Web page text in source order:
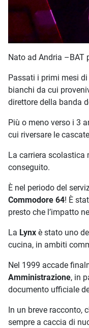
Nato ad Andria –BAT
Passati i primi mesi
bianchi da cui
direttore della banda
Più o meno verso i 3
cui riversare le
La carriera scolastica
conseguito.
È nel periodo del
Commodore 64! È
presto che l’impatto
La Lynx è stato uno
cucina, in ambiti
Nel 1999 accade
Amministrazione, in
documento ufficiale
In un breve
sempre a caccia di